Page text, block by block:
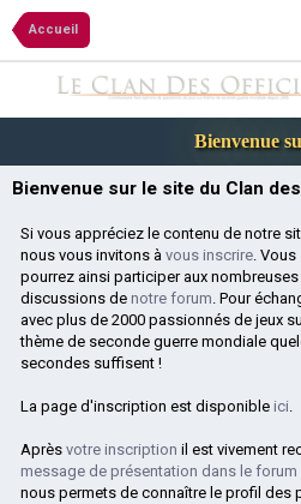
Accueil
Bienvenue
Bienvenue sur le site du Clan
Si vous appréciez le contenu de notre
nous vous invitons à vous inscrire. Vous
pourrez ainsi participer aux nombreuses
discussions de notre forum. Pour
avec plus de 2000 passionnés de jeux
thème de seconde guerre mondiale
secondes suffisent !
La page d'inscription est disponible ici.
Après votre inscription il est vivement
message de présentation dans le forum
nous permets de connaître le profil des